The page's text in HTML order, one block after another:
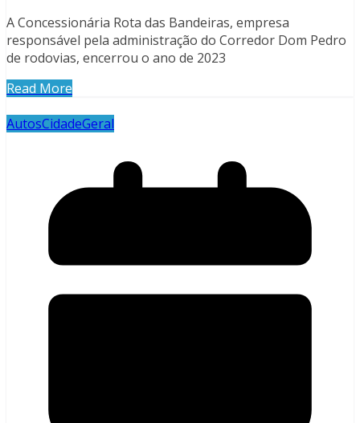
A Concessionária Rota das Bandeiras, empresa
responsável pela administração do Corredor Dom Pedro
de rodovias, encerrou o ano de 2023
Read More
AutosCidadeGeral